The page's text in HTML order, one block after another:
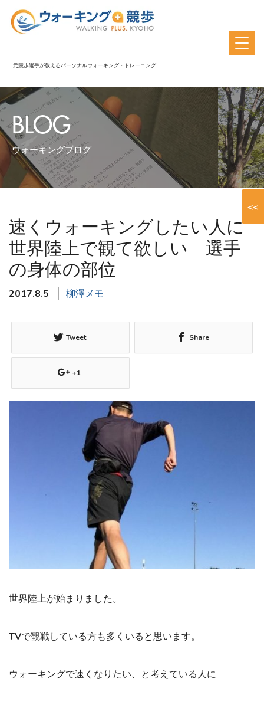
元競歩選手が教えるパーソナルウォーキング・トレーニング
BLOG
ウォーキングブログ
速くウォーキングしたい人に
世界陸上で観て欲しい 選手
の身体の部位
2017.8.5 柳澤メモ
Tweet Share
+1
世界陸上が始まりました。
TVで観戦している方も多くいると思います。
ウォーキングで速くなりたい、と考えている人に
<<